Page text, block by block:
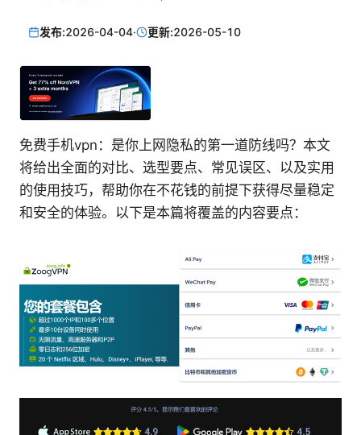
发布:2026-04-04· 更新:2026-05-10
免费手机vpn：是你上网隐私的第一道防线吗？本文
将给出全面的对比、选型要点、常见误区、以及实用
的使用技巧，帮助你在不花钱的前提下获得尽量稳定
和安全的体验。以下是本篇将覆盖的内容要点：